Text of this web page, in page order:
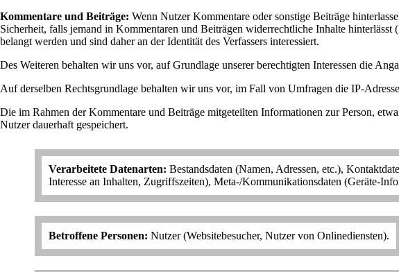
Kommentare und Beiträge: Wenn Nutzer Kommentare oder sonstige Beiträge
Sicherheit, falls jemand in Kommentaren und Beiträgen widerrechtliche Inhalte
belangt werden und sind daher an der Identität des Verfassers interessiert.
Des Weiteren behalten wir uns vor, auf Grundlage unserer berechtigten Interessen die
Auf derselben Rechtsgrundlage behalten wir uns vor, im Fall von Umfragen die IP-
Die im Rahmen der Kommentare und Beiträge mitgeteilten Informationen zur Person,
Nutzer dauerhaft gespeichert.
Verarbeitete Datenarten: Bestandsdaten (Namen, Adressen, etc.),
Interesse an Inhalten, Zugriffszeiten), Meta-/Kommunikationsdaten (Geräte-
Betroffene Personen: Nutzer (Websitebesucher, Nutzer von Onlinediensten).